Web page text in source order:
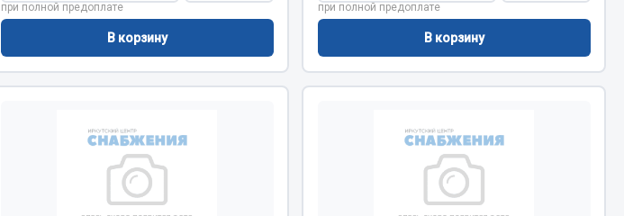
Режущий инструмент
Силовое оборудование
Столярный инструмент
Весь раздел
при полной предоплате
В корзину
при полной предоплате
В корзину